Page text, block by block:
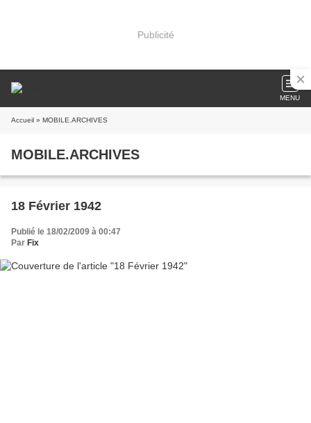
Publicité
MENU
Accueil » MOBILE.ARCHIVES
MOBILE.ARCHIVES
18 Février 1942
Publié le 18/02/2009 à 00:47
Par Fix